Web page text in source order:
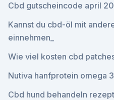
Cbd gutscheincode april
Kannst du cbd-öl mit
einnehmen_
Wie viel kosten cbd
Nutiva hanfprotein omega 3
Cbd hund behandeln